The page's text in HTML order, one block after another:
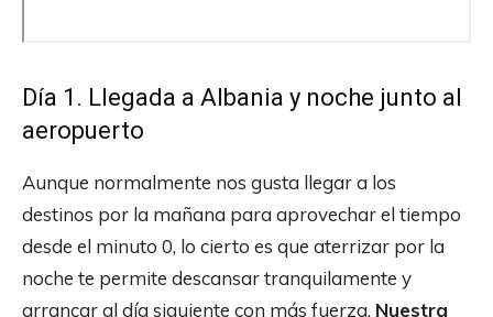
Día 1. Llegada a Albania y noche junto al
aeropuerto
Aunque normalmente nos gusta llegar a los
destinos por la mañana para aprovechar el tiempo
desde el minuto 0, lo cierto es que aterrizar por la
noche te permite descansar tranquilamente y
arrancar al día siguiente con más fuerza. Nuestra